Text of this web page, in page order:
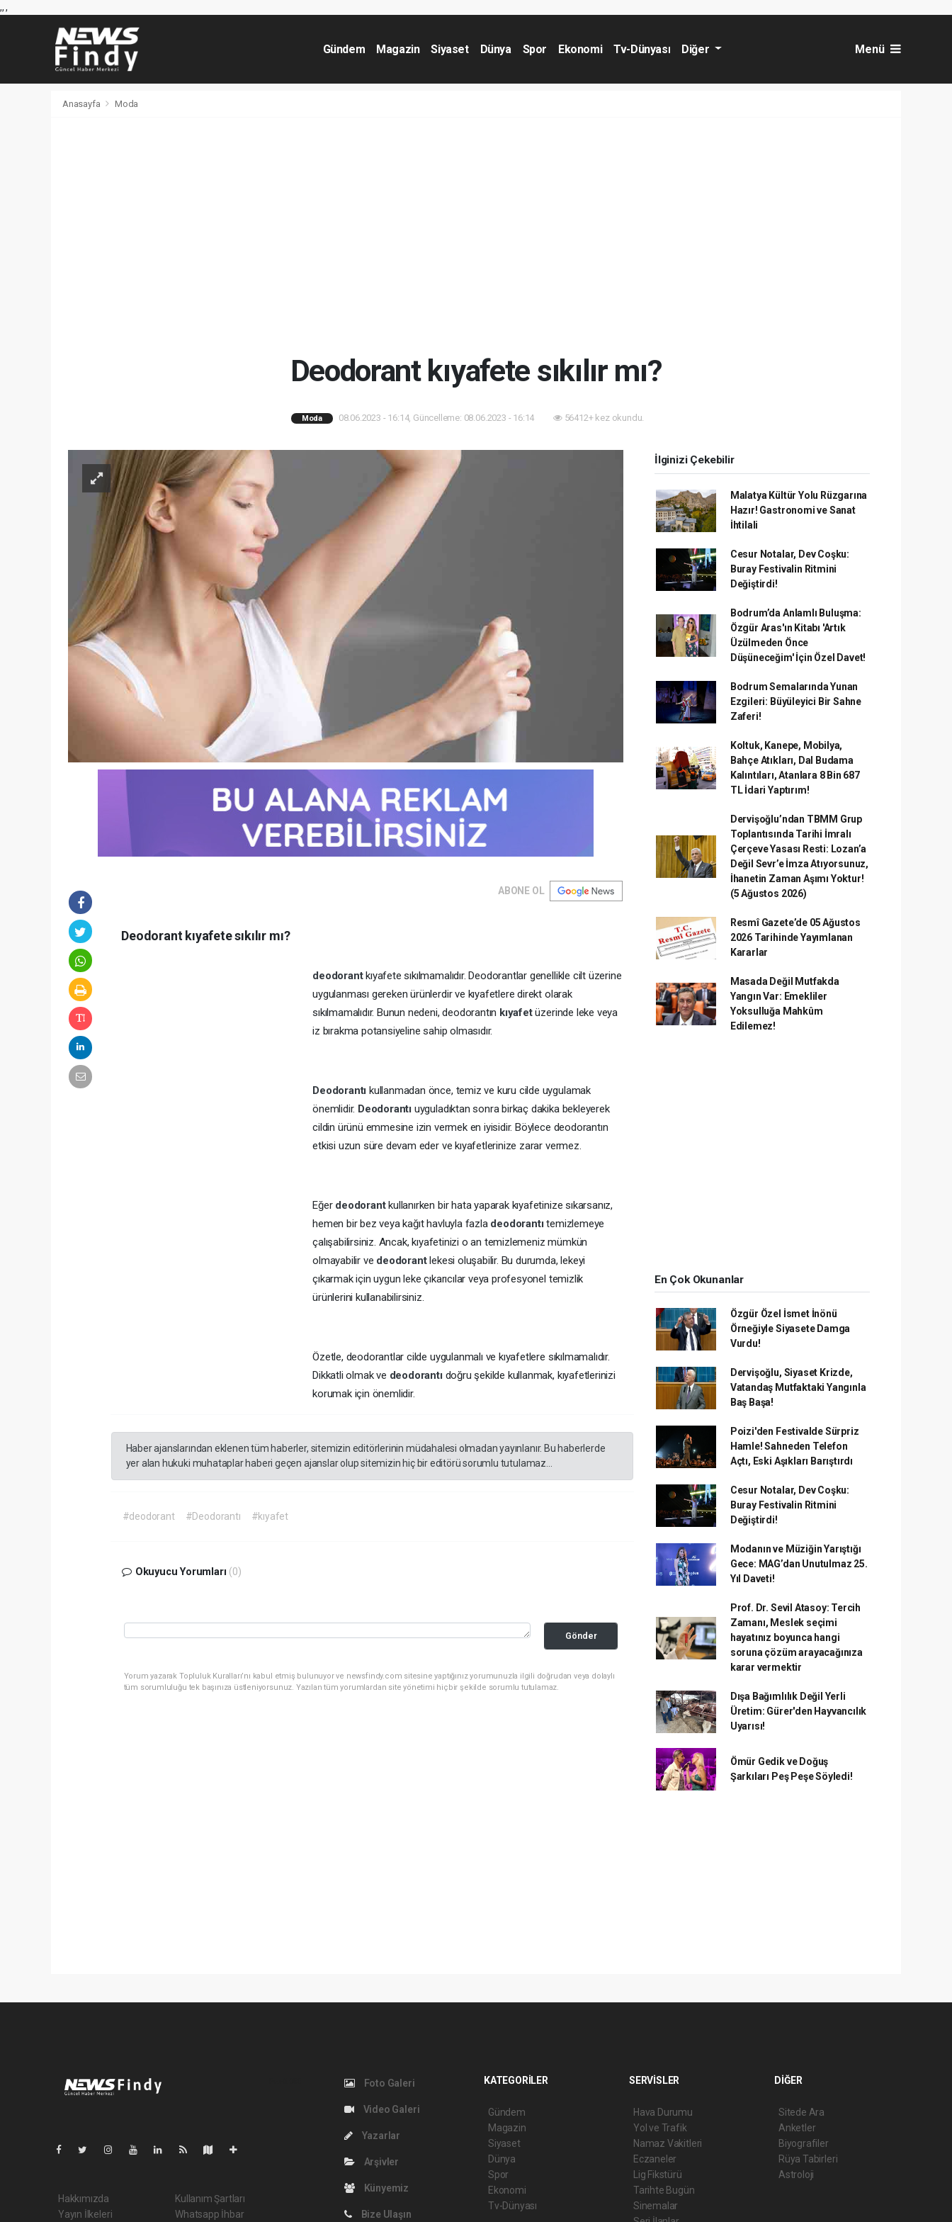
,,,
Gündem Magazin Siyaset Dünya Spor Ekonomi Tv-Dünyası Diğer Menü
Anasayfa Moda
Deodorant kıyafete sıkılır mı?
Moda 08.06.2023 - 16:14, Güncelleme: 08.06.2023 - 16:14 56412+ kez okundu.
ABONE OL
Deodorant kıyafete sıkılır mı?
deodorantkıyafete sıkılmamalıdır. Deodorantlar genellikle cilt üzerine
uygulanması gereken ürünlerdir ve kıyafetlere direkt olarak
sıkılmamalıdır. Bunun nedeni, deodorantın kıyafetüzerinde leke veya
iz bırakma potansiyeline sahip olmasıdır.
Deodorantı kullanmadan önce, temiz ve kuru cilde uygulamak
önemlidir. Deodorantı uyguladıktan sonra birkaç dakika bekleyerek
cildin ürünü emmesine izin vermek en iyisidir. Böylece deodorantın
etkisi uzun süre devam eder ve kıyafetlerinize zarar vermez.
Eğer deodorantkullanırken bir hata yaparak kıyafetinize sıkarsanız,
hemen bir bez veya kağıt havluyla fazla deodorantıtemizlemeye
çalışabilirsiniz. Ancak, kıyafetinizi o an temizlemeniz mümkün
olmayabilir ve deodorantlekesi oluşabilir. Bu durumda, lekeyi
çıkarmak için uygun leke çıkarıcılar veya profesyonel temizlik
ürünlerini kullanabilirsiniz.
Özetle, deodorantlar cilde uygulanmalı ve kıyafetlere sıkılmamalıdır.
Dikkatli olmak ve deodorantı doğru şekilde kullanmak, kıyafetlerinizi
korumak için önemlidir.
Haber ajanslarından eklenen tüm haberler, sitemizin editörlerinin müdahalesi olmadan yayınlanır. Bu haberlerde
yer alan hukuki muhataplar haberi geçen ajanslar olup sitemizin hiç bir editörü sorumlu tutulamaz...
#deodorant #Deodorantı #kıyafet
Okuyucu Yorumları (0)
Gönder
Yorum yazarak Topluluk Kuralları’nı kabul etmiş bulunuyor ve newsfindy.com sitesine yaptığınız yorumunuzla ilgili doğrudan veya dolaylı
tüm sorumluluğu tek başınıza üstleniyorsunuz. Yazılan tüm yorumlardan site yönetimi hiçbir şekilde sorumlu tutulamaz.
İlginizi Çekebilir
Malatya Kültür Yolu Rüzgarına
Hazır! Gastronomi ve Sanat
İhtilali
Cesur Notalar, Dev Coşku:
Buray Festivalin Ritmini
Değiştirdi!
Bodrum’da Anlamlı Buluşma:
Özgür Aras'ın Kitabı 'Artık
Üzülmeden Önce
Düşüneceğim' İçin Özel Davet!
Bodrum Semalarında Yunan
Ezgileri: Büyüleyici Bir Sahne
Zaferi!
Koltuk, Kanepe, Mobilya,
Bahçe Atıkları, Dal Budama
Kalıntıları, Atanlara 8 Bin 687
TL İdari Yaptırım!
Dervişoğlu’ndan TBMM Grup
Toplantısında Tarihi İmralı
Çerçeve Yasası Resti: Lozan’a
Değil Sevr’e İmza Atıyorsunuz,
İhanetin Zaman Aşımı Yoktur!
(5 Ağustos 2026)
Resmî Gazete’de 05 Ağustos
2026 Tarihinde Yayımlanan
Kararlar
Masada Değil Mutfakda
Yangın Var: Emekliler
Yoksulluğa Mahkûm
Edilemez!
En Çok Okunanlar
Özgür Özel İsmet İnönü
Örneğiyle Siyasete Damga
Vurdu!
Dervişoğlu, Siyaset Krizde,
Vatandaş Mutfaktaki Yangınla
Baş Başa!
Poizi'den Festivalde Sürpriz
Hamle! Sahneden Telefon
Açtı, Eski Aşıkları Barıştırdı
Cesur Notalar, Dev Coşku:
Buray Festivalin Ritmini
Değiştirdi!
Modanın ve Müziğin Yarıştığı
Gece: MAG’dan Unutulmaz 25.
Yıl Daveti!
Prof. Dr. Sevil Atasoy: Tercih
Zamanı, Meslek seçimi
hayatınız boyunca hangi
soruna çözüm arayacağınıza
karar vermektir
Dışa Bağımlılık Değil Yerli
Üretim: Gürer'den Hayvancılık
Uyarısı!
Ömür Gedik ve Doğuş
Şarkıları Peş Peşe Söyledi!
Hakkımızda
Yayın İlkeleri
Kullanım Şartları
Whatsapp İhbar
Foto Galeri
Video Galeri
Yazarlar
Arşivler
Künyemiz
Bize Ulaşın
KATEGORİLER
Gündem
Magazin
Siyaset
Dünya
Spor
Ekonomi
Tv-Dünyası
SERVİSLER
Hava Durumu
Yol ve Trafik
Namaz Vakitleri
Eczaneler
Lig Fikstürü
Tarihte Bugün
Sinemalar
DİĞER
Sitede Ara
Anketler
Biyografiler
Rüya Tabirleri
Astroloji